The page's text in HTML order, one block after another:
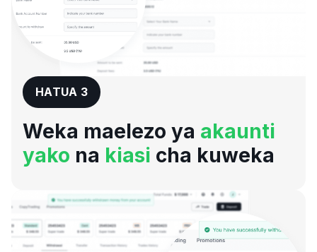
HATUA 3
Weka maelezo ya akaunti
yako na kiasi cha kuweka